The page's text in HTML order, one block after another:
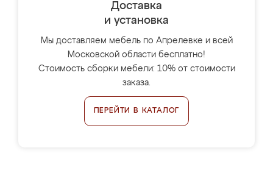
Доставка
и установка
Мы доставляем мебель по Апрелевке и всей
Московской области бесплатно!
Стоимость сборки мебели: 10% от стоимости
заказа.
ПЕРЕЙТИ В КАТАЛОГ